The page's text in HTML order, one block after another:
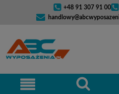
+48 91 307 91 00